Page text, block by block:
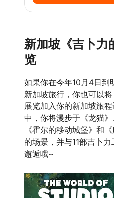
新加坡《吉卜力
览
如果你在今年10月4日到
新加坡旅行，你也可以将
展览加入你的新加坡旅
中，你将漫步于《龙猫》
《霍尔的移动城堡》和
的场景，并与11部吉卜
邂逅哦~